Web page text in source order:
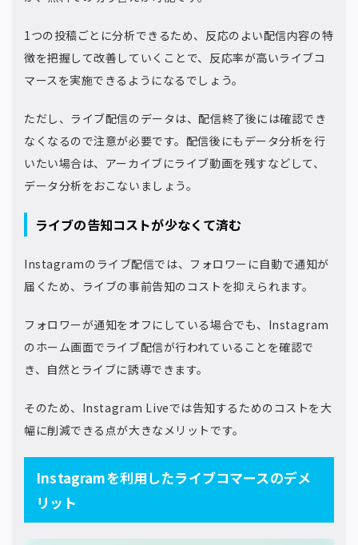
1つの投稿ごとに分析できるため、反応のよい配信内容の特
徴を把握して改善していくことで、反応率が高いライブコ
マースを実施できるようになるでしょう。
ただし、ライブ配信のデータは、配信終了後には確認でき
なくなるので注意が必要です。配信後にもデータ分析を行
いたい場合は、アーカイブにライブ動画を残すなどして、
データ分析をおこないましょう。
ライブの告知コストが少なくて済む
Instagramのライブ配信では、フォロワーに自動で通知が
届くため、ライブの事前告知のコストを抑えられます。
フォロワーが通知をオフにしている場合でも、Instagram
のホーム画面でライブ配信が行われていることを確認で
き、自然とライブに誘導できます。
そのため、Instagram Liveでは告知するためのコストを大
幅に削減できる点が大きなメリットです。
Instagramを利用したライブコマースのデメ
リット